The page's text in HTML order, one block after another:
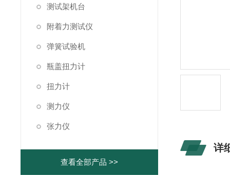
测试架机台
附着力测试仪
弹簧试验机
瓶盖扭力计
扭力计
测力仪
张力仪
查看全部产品 >>
详